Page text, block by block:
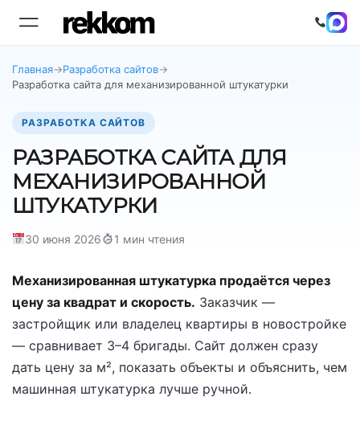
Главная→Разработка сайтов→
Разработка сайта для механизированной штукатурки
РАЗРАБОТКА САЙТОВ
РАЗРАБОТКА САЙТА ДЛЯ
МЕХАНИЗИРОВАННОЙ
ШТУКАТУРКИ
30 июня 2026 1 мин чтения
Механизированная штукатурка продаётся через
цену за квадрат и скорость. Заказчик —
застройщик или владелец квартиры в новостройке
— сравнивает 3–4 бригады. Сайт должен сразу
дать цену за м², показать объекты и объяснить, чем
машинная штукатурка лучше ручной.